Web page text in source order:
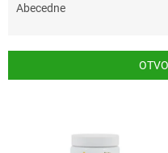
p
Abecedne